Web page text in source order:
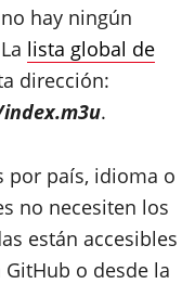
hay ningún
lista global de
dirección:
.
por país, idioma o
no necesiten los
están accesibles
o desde la